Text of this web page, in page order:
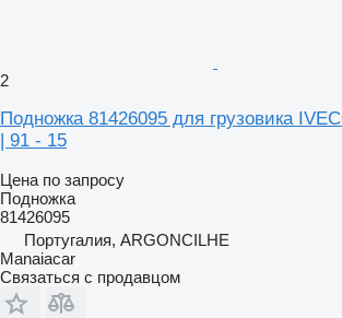
2
Подножка 81426095 для грузовика
| 91 - 15
Цена по запросу
Подножка
81426095
Португалия, ARGONCILHE
Manaiacar
Связаться с продавцом